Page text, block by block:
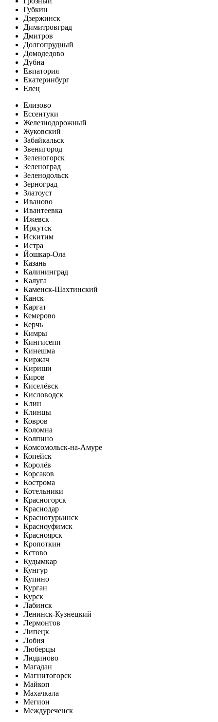
Губкин
Дзержинск
Димитровград
Дмитров
Долгопрудный
Домодедово
Дубна
Евпатория
Екатеринбург
Елец
Елизово
Ессентуки
Железнодорожный
Жуковский
Забайкальск
Звенигород
Зеленогорск
Зеленоград
Зеленодольск
Зерноград
Златоуст
Иваново
Ивантеевка
Ижевск
Иркутск
Искитим
Истра
Йошкар-Ола
Казань
Калининград
Калуга
Каменск-Шахтинский
Канск
Каргат
Кемерово
Керчь
Кимры
Кингисепп
Кинешма
Киржач
Кириши
Киров
Киселёвск
Кисловодск
Клин
Клинцы
Ковров
Коломна
Колпино
Комсомольск-на-Амуре
Копейск
Королёв
Корсаков
Кострома
Котельники
Красногорск
Краснодар
Краснотурьинск
Красноуфимск
Красноярск
Кропоткин
Кстово
Кудымкар
Кунгур
Купино
Курган
Курск
Лабинск
Ленинск-Кузнецкий
Лермонтов
Липецк
Лобня
Люберцы
Людиново
Магадан
Магнитогорск
Майкоп
Махачкала
Мегион
Междуреченск